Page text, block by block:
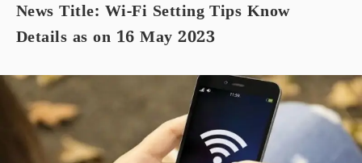
News Title: Wi-Fi Setting Tips Know
Details as on 16 May 2023